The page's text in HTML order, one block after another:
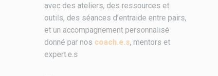
avec des ateliers, des ressources et
outils, des séances d’entraide entre pairs,
et un accompagnement personnalisé
donné par nos coach.e.s, mentors et
expert.e.s